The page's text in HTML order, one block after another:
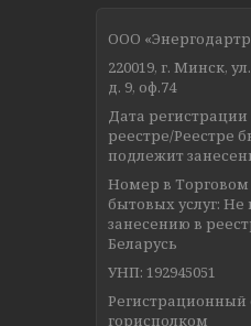
ООО
220019, г. Минск,
д. 9, оф.74
Дата
реестре/Реестре
подлежит
Номер в Торговом
бытовых услуг:
занесению в
Беларусь
УНП: 192945051
горисполком